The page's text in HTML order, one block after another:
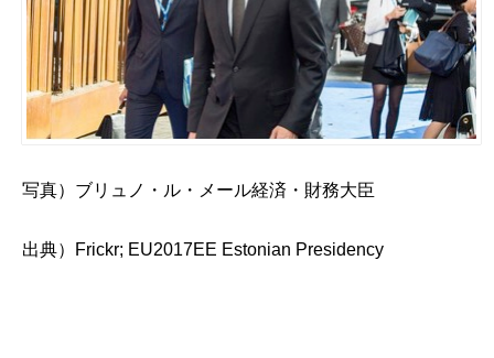
写真）ブリュノ・ル・メール経済・財務大臣
出典） Frickr; EU2017EE Estonian Presidency